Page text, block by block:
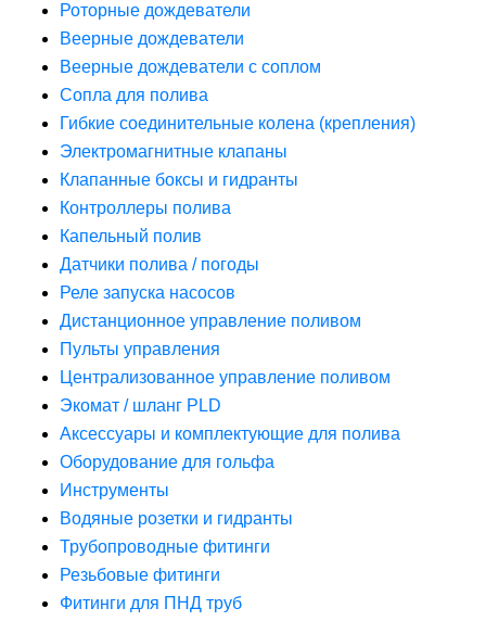
Роторные дождеватели
Веерные дождеватели
Веерные дождеватели с соплом
Сопла для полива
Гибкие соединительные колена (крепления)
Электромагнитные клапаны
Клапанные боксы и гидранты
Контроллеры полива
Капельный полив
Датчики полива / погоды
Реле запуска насосов
Дистанционное управление поливом
Пульты управления
Централизованное управление поливом
Экомат / шланг PLD
Аксессуары и комплектующие для полива
Оборудование для гольфа
Инструменты
Водяные розетки и гидранты
Трубопроводные фитинги
Резьбовые фитинги
Фитинги для ПНД труб